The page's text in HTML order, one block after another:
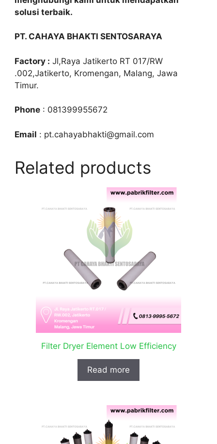
solusi terbaik.
PT. CAHAYA BHAKTI SENTOSARAYA
Factory : Jl,Raya Jatikerto RT 017/RW
.002,Jatikerto, Kromengan, Malang, Jawa
Timur.
Phone : 081399955672
Email : pt.cahayabhakti@gmail.com
Related products
Filter Dryer Element Low Efficiency
Read more